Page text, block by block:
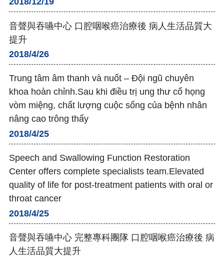
音聲與吞嚥中心 口腔咽喉癌治療後 病人生活品質大
提升
2018/4/26
Trung tâm âm thanh và nuốt – Đội ngũ chuyên
khoa hoàn chỉnh.Sau khi điều trị ung thư cổ họng
vòm miệng, chất lượng cuộc sống của bệnh nhân
nâng cao trông thấy
2018/4/25
Speech and Swallowing Function Restoration
Center offers complete specialists team.Elevated
quality of life for post-treatment patients with oral or
throat cancer
2018/4/25
音聲與吞嚥中心 完整專科團隊 口腔咽喉癌治療後 病
人生活品質大提升